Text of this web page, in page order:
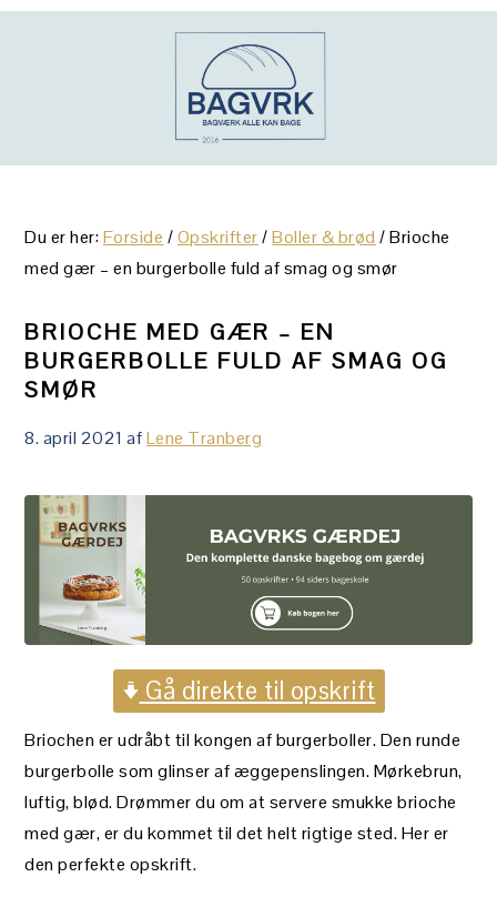
Gå
Skip
Gå
Du er her:Forside /Opskrifter / Boller & brød /Brioche
med gær – en burgerbolle fuld af smag og smør
BRIOCHE MED GÆR – EN
BURGERBOLLE FULD AF SMAG OG
SMØR
8. april 2021 afLene Tranberg
Gå direkte til opskrift
Briochen er udråbt til kongen af burgerboller. Den runde
burgerbolle som glinser af æggepenslingen. Mørkebrun,
luftig, blød. Drømmer du om at servere smukke brioche
med gær, er du kommet til det helt rigtige sted. Her er
den perfekte opskrift.